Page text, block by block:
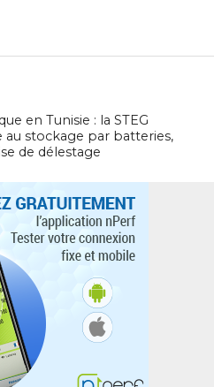
en Tunisie : la STEG
au stockage par batteries,
de délestage